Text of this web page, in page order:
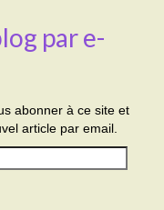
par e-
abonner à ce site et
article par email.